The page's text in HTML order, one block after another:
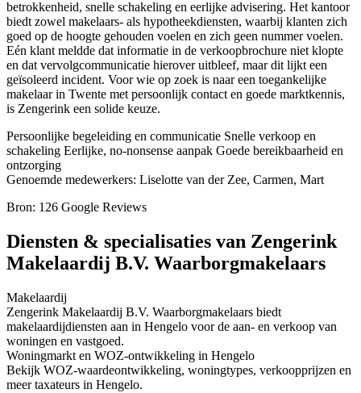
betrokkenheid, snelle schakeling en eerlijke advisering. Het kantoor
biedt zowel makelaars- als hypotheekdiensten, waarbij klanten zich
goed op de hoogte gehouden voelen en zich geen nummer voelen.
Eén klant meldde dat informatie in de verkoopbrochure niet klopte
en dat vervolgcommunicatie hierover uitbleef, maar dit lijkt een
geïsoleerd incident. Voor wie op zoek is naar een toegankelijke
makelaar in Twente met persoonlijk contact en goede marktkennis,
is Zengerink een solide keuze.
Persoonlijke begeleiding en communicatie Snelle verkoop en
schakeling Eerlijke, no-nonsense aanpak Goede bereikbaarheid en
ontzorging
Genoemde medewerkers: Liselotte van der Zee, Carmen, Mart
Bron: 126 Google Reviews
Diensten & specialisaties van Zengerink
Makelaardij B.V. Waarborgmakelaars
Makelaardij
Zengerink Makelaardij B.V. Waarborgmakelaars biedt
makelaardijdiensten aan in Hengelo voor de aan- en verkoop van
woningen en vastgoed.
Woningmarkt en WOZ-ontwikkeling in Hengelo
Bekijk WOZ-waardeontwikkeling, woningtypes, verkoopprijzen en
meer taxateurs in Hengelo.